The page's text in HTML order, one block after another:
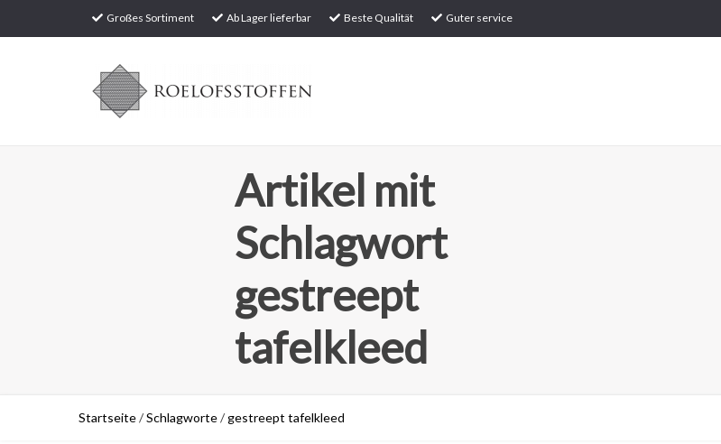
Großes Sortiment Ab Lager lieferbar Beste Qualität Guter service
Artikel mit
Schlagwort
gestreept
tafelkleed
Startseite/Schlagworte/gestreept tafelkleed